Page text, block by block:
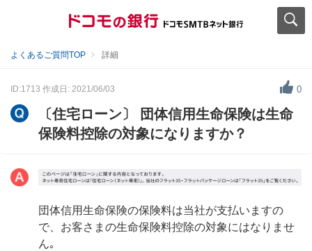
よくあるご質問TOP 詳細
ID:1713 作成日: 2021/06/03 0
〔住宅ローン〕 団体信用生命保険は生命
保険料控除の対象になりますか？
団体信用生命保険の保険料は当社が支払いますの
で、お客さまの生命保険料控除の対象にはなりませ
ん｡